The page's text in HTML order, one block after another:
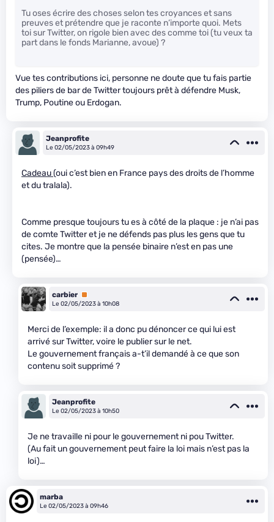
Tu oses écrire des choses selon tes croyances et sans
preuves et prétendre que je raconte n’importe quoi. Mets
toi sur Twitter, on rigole bien avec des comme toi (tu veux ta
part dans le fonds Marianne, avoue) ?
Vue tes contributions ici, personne ne doute que tu fais partie
des piliers de bar de Twitter toujours prêt à défendre Musk,
Trump, Poutine ou Erdogan.
Jeanprofite
Le 02/05/2023 à 09h49
Cadeau(oui c’est bien en France pays des droits de l’homme
et du tralala).
Comme presque toujours tu es à côté de la plaque : je n’ai pas
de comte Twitter et je ne défends pas plus les gens que tu
cites. Je montre que la pensée binaire n’est en pas une
(pensée)…
carbier Premium
Le 02/05/2023 à 10h08
Merci de l’exemple: il a donc pu dénoncer ce qui lui est
arrivé sur Twitter, voire le publier sur le net.
Le gouvernement français a-t’il demandé à ce que son
contenu soit supprimé ?
Jeanprofite
Le 02/05/2023 à 10h50
Je ne travaille ni pour le gouvernement ni pou Twitter.
(Au fait un gouvernement peut faire la loi mais n’est pas la
loi)…
marba
Le 02/05/2023 à 09h46